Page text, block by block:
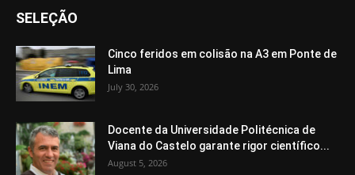
SELEÇÃO
Cinco feridos em colisão na A3 em Ponte de
Lima
July 30, 2026
Docente da Universidade Politécnica de
Viana do Castelo garante rigor científico...
August 5, 2026